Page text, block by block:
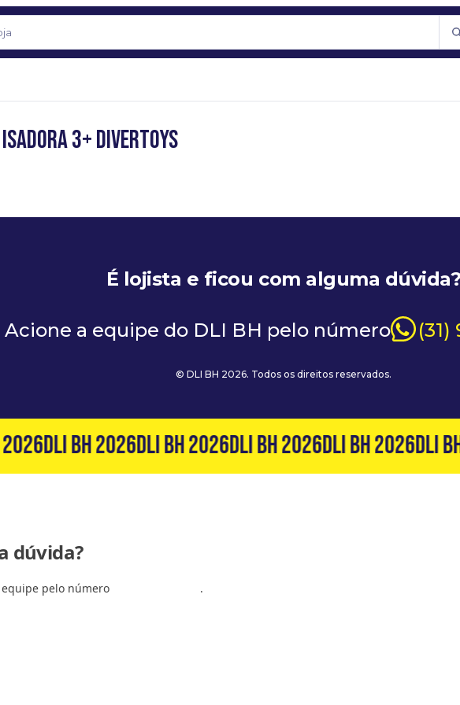
3+ DIVERTOYS
É lojista e ficou com alguma dúvida?
Acione a equipe do DLI BH pelo número (31)
© DLI BH 2026. Todos os direitos reservados.
DLI BH 2026DLI BH 2026DLI BH 2026DLI BH 2026DLI
dúvida?
equipe pelo número .